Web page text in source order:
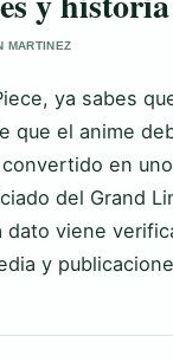
MARTINEZ
ya sabes
que el anime
en
del Grand
dato viene
y